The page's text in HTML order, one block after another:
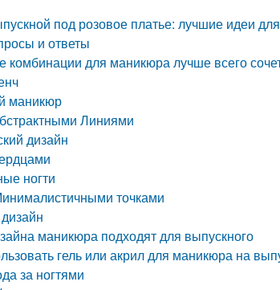
под розовое платье: лучшие идеи
и ответы
комбинации для маникюра лучше всего
маникюр
Линиями
дизайн
ногти
точками
маникюра подходят для выпускного
гель или акрил для маникюра на
за ногтями